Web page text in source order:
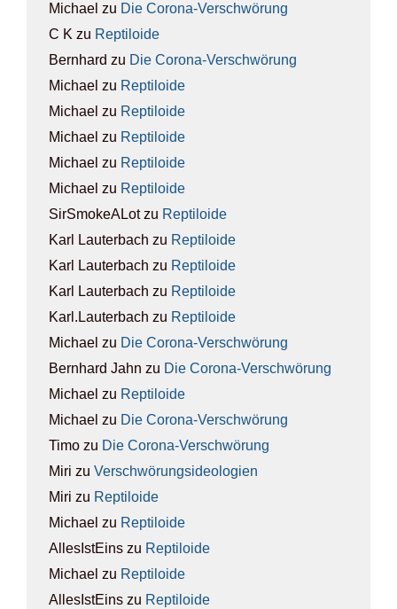
Michael zu Die Coro­na-Ver­schwö­rung
C K zu Rep­ti­lo­ide
Bernhard zu Die Coro­na-Ver­schwö­rung
Michael zu Rep­ti­lo­ide
Michael zu Rep­ti­lo­ide
Michael zu Rep­ti­lo­ide
Michael zu Rep­ti­lo­ide
Michael zu Rep­ti­lo­ide
SirSmokeALotzu Rep­ti­lo­ide
Karl Lauterbach zu Rep­ti­lo­ide
Karl Lauterbach zu Rep­ti­lo­ide
Karl Lauterbach zu Rep­ti­lo­ide
Karl.Lauterbach zu Rep­ti­lo­ide
Michael zu Die Coro­na-Ver­schwö­rung
Bernhard Jahn zu Die Coro­na-Ver­schwö­rung
Michael zu Rep­ti­lo­ide
Michael zu Die Coro­na-Ver­schwö­rung
Timo zu Die Coro­na-Ver­schwö­rung
Miri zu Ver­schwö­rungs­ideo­lo­gien
Miri zu Rep­ti­lo­ide
Michael zu Rep­ti­lo­ide
AllesIstEins zu Rep­ti­lo­ide
Michael zu Rep­ti­lo­ide
AllesIstEins zu Rep­ti­lo­ide